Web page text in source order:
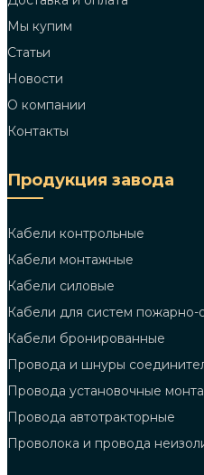
Мы купим
Статьи
Новости
О компании
Контакты
Продукция завода
Кабели контрольные
Кабели монтажные
Кабели силовые
Кабели для систем пожарно-
Кабели бронированные
Провода и шнуры
Провода установочные
Провода автотракторные
Проволока и провода